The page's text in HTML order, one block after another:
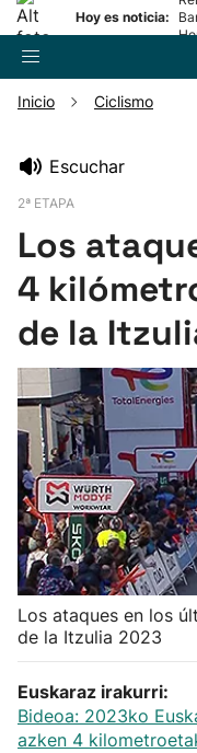
Hoy es noticia:
Pelota
Remo
Baloncesto
Ciclismo
Herri-kirolak
Balonmano
Kirolak 360
Atletismo
Inicio Ciclismo
Escuchar
2ª ETAPA
Los
4
de la
Los ataques en los
de la Itzulia 2023
Euskaraz irakurri:
Bideoa: 2023ko
azken 4